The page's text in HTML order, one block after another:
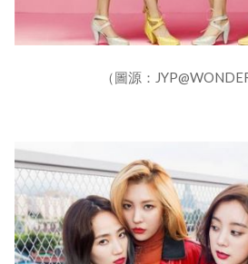
（圖源：